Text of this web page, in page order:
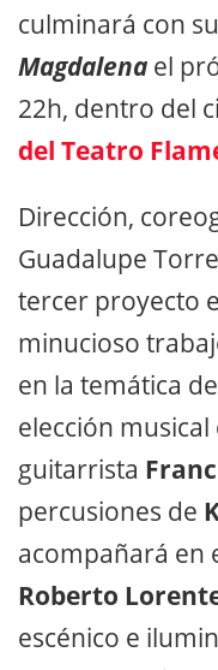
culminará con
Magdalena el
22h, dentro del
del Teatro
Dirección,
Guadalupe
tercer proyecto
minucioso
en la temática
elección
guitarrista
percusiones de
acompañará en
Roberto
escénico e